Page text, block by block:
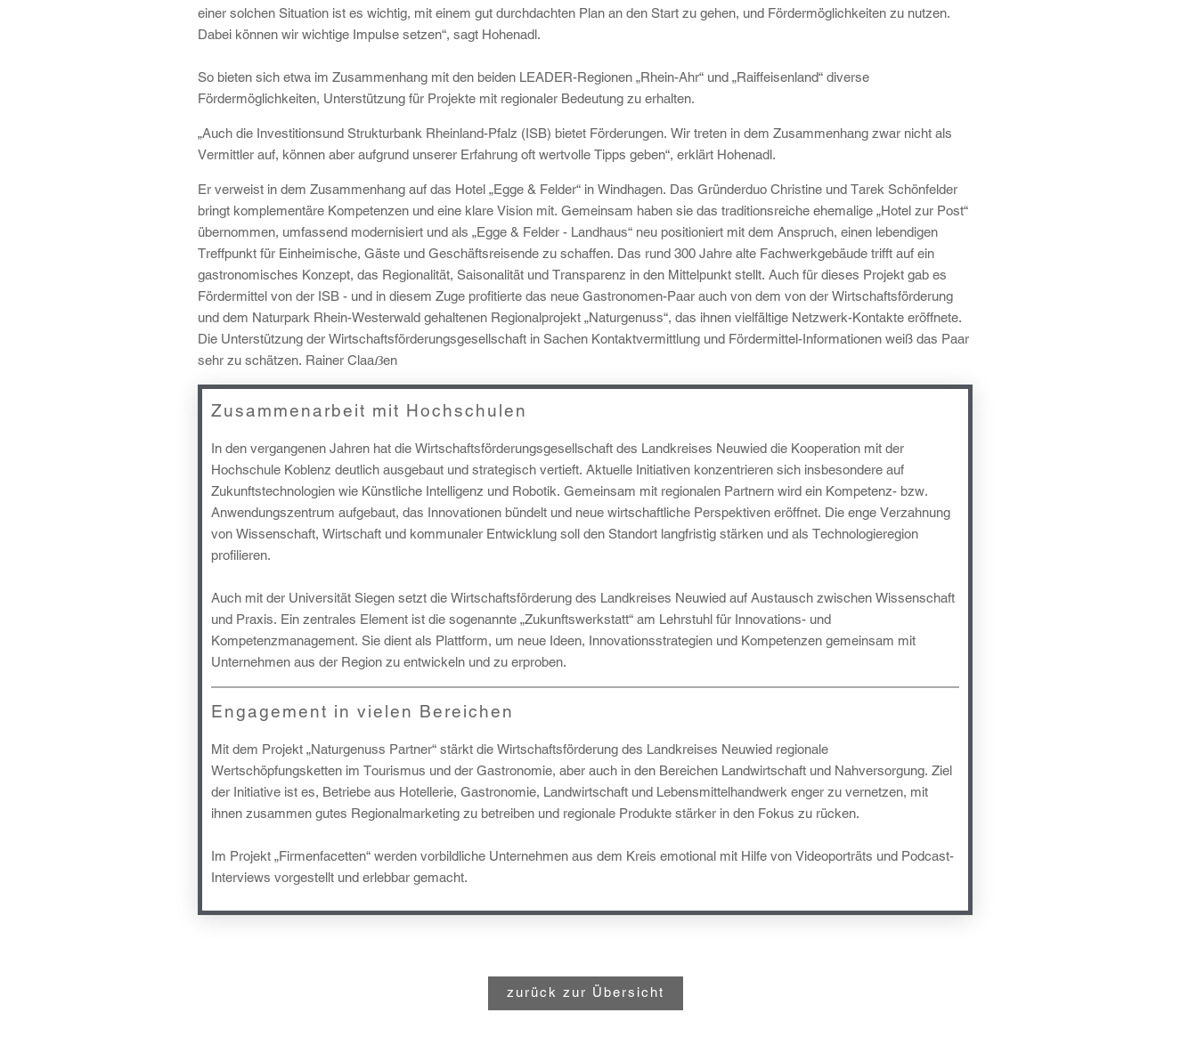
einer solchen Situation ist es wichtig, mit einem gut durchdachten Plan an den Start zu gehen, und Fördermöglichkeiten zu nutzen.
Dabei können wir wichtige Impulse setzen“, sagt Hohenadl.
So bieten sich etwa im Zusammenhang mit den beiden LEADER-Regionen „Rhein-Ahr“ und „Raiffeisenland“ diverse
Fördermöglichkeiten, Unterstützung für Projekte mit regionaler Bedeutung zu erhalten.
„Auch die Investitionsund Strukturbank Rheinland-Pfalz (ISB) bietet Förderungen. Wir treten in dem Zusammenhang zwar nicht als
Vermittler auf, können aber aufgrund unserer Erfahrung oft wertvolle Tipps geben“, erklärt Hohenadl.
Er verweist in dem Zusammenhang auf das Hotel „Egge & Felder“ in Windhagen. Das Gründerduo Christine und Tarek Schönfelder
bringt komplementäre Kompetenzen und eine klare Vision mit. Gemeinsam haben sie das traditionsreiche ehemalige „Hotel zur Post“
übernommen, umfassend modernisiert und als „Egge & Felder - Landhaus“ neu positioniert mit dem Anspruch, einen lebendigen
Treffpunkt für Einheimische, Gäste und Geschäftsreisende zu schaffen. Das rund 300 Jahre alte Fachwerkgebäude trifft auf ein
gastronomisches Konzept, das Regionalität, Saisonalität und Transparenz in den Mittelpunkt stellt. Auch für dieses Projekt gab es
Fördermittel von der ISB - und in diesem Zuge profitierte das neue Gastronomen-Paar auch von dem von der Wirtschaftsförderung
und dem Naturpark Rhein-Westerwald gehaltenen Regionalprojekt „Naturgenuss“, das ihnen vielfältige Netzwerk-Kontakte eröffnete.
Die Unterstützung der Wirtschaftsförderungsgesellschaft in Sachen Kontaktvermittlung und Fördermittel-Informationen weiß das Paar
sehr zu schätzen. Rainer Claaẞen
Zusammenarbeit mit Hochschulen
In den vergangenen Jahren hat die Wirtschaftsförderungsgesellschaft des Landkreises Neuwied die Kooperation mit der
Hochschule Koblenz deutlich ausgebaut und strategisch vertieft. Aktuelle Initiativen konzentrieren sich insbesondere auf
Zukunftstechnologien wie Künstliche Intelligenz und Robotik. Gemeinsam mit regionalen Partnern wird ein Kompetenz- bzw.
Anwendungszentrum aufgebaut, das Innovationen bündelt und neue wirtschaftliche Perspektiven eröffnet. Die enge Verzahnung
von Wissenschaft, Wirtschaft und kommunaler Entwicklung soll den Standort langfristig stärken und als Technologieregion
profilieren.
Auch mit der Universität Siegen setzt die Wirtschaftsförderung des Landkreises Neuwied auf Austausch zwischen Wissenschaft
und Praxis. Ein zentrales Element ist die sogenannte „Zukunftswerkstatt“ am Lehrstuhl für Innovations- und
Kompetenzmanagement. Sie dient als Plattform, um neue Ideen, Innovationsstrategien und Kompetenzen gemeinsam mit
Unternehmen aus der Region zu entwickeln und zu erproben.
Engagement in vielen Bereichen
Mit dem Projekt „Naturgenuss Partner“ stärkt die Wirtschaftsförderung des Landkreises Neuwied regionale
Wertschöpfungsketten im Tourismus und der Gastronomie, aber auch in den Bereichen Landwirtschaft und Nahversorgung. Ziel
der Initiative ist es, Betriebe aus Hotellerie, Gastronomie, Landwirtschaft und Lebensmittelhandwerk enger zu vernetzen, mit
ihnen zusammen gutes Regionalmarketing zu betreiben und regionale Produkte stärker in den Fokus zu rücken.
Im Projekt „Firmenfacetten“ werden vorbildliche Unternehmen aus dem Kreis emotional mit Hilfe von Videoporträts und Podcast-
Interviews vorgestellt und erlebbar gemacht.
zurück zur Übersicht